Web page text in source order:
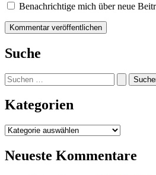
Benachrichtige mich über neue
Suche
Suchen
nach:
Kategorien
Kategorien
Neueste Kommentare